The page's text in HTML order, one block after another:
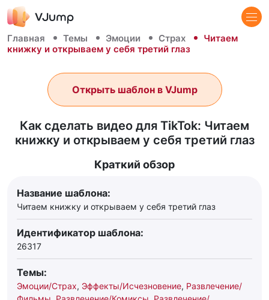
Главная Темы Эмоции Страх
Читаем
книжку и открываем у себя третий глаз
Как сделать видео для TikTok: Читаем
книжку и открываем у себя третий глаз
Открыть шаблон в VJump
Краткий обзор
Название шаблона:
Читаем книжку и открываем у себя третий глаз
Идентификатор шаблона:
26317
Темы:
Эмоции/Страх, Эффекты/Исчезновение, Развлечение/